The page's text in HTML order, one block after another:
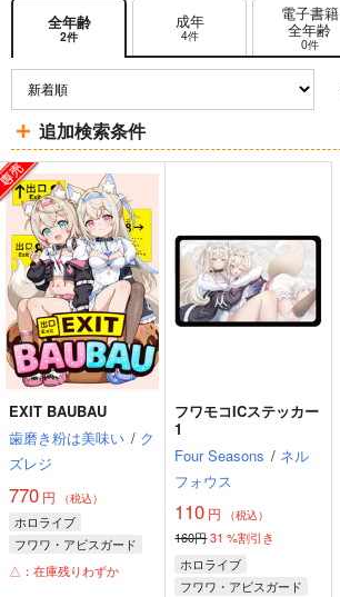
全年齢
2件
成年
4件
電子書籍
全年齢
0件
追加検索条件
EXIT BAUBAU
歯磨き粉は美味い / ク
ズレジ
770 円 （税込）
ホロライブ
フワワ・アビスガード
モココ・アビスガード
△：在庫残りわずか
フワモコICステッカー
1
Four Seasons / ネル
フォウス
110 円 （税込）
160円31 %割引き
ホロライブ
フワワ・アビスガード